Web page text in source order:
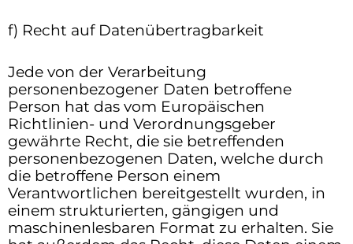
f) Recht auf Datenübertragbarkeit
Jede von der Verarbeitung
personenbezogener Daten betroffene
Person hat das vom Europäischen
Richtlinien- und Verordnungsgeber
gewährte Recht, die sie betreffenden
personenbezogenen Daten, welche durch
die betroffene Person einem
Verantwortlichen bereitgestellt wurden, in
einem strukturierten, gängigen und
maschinenlesbaren Format zu erhalten. Sie